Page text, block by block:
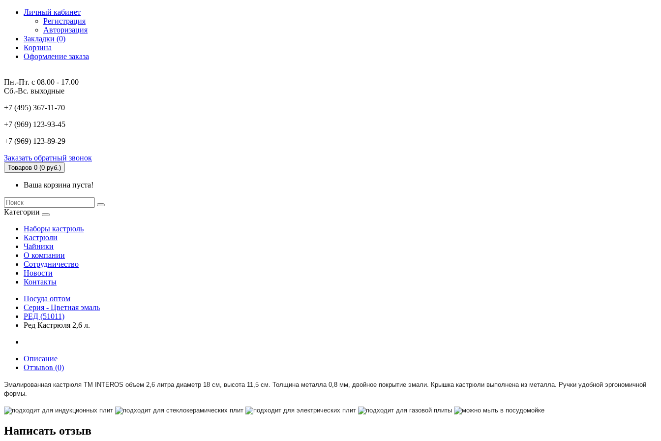
Личный кабинет
Регистрация
Авторизация
Закладки (0)
Корзина
Оформление заказа
Пн.-Пт. с 08.00 - 17.00
Сб.-Вс. выходные
+7 (495) 367-11-70
+7 (969) 123-93-45
+7 (969) 123-89-29
Заказать обратный звонок
Товаров 0 (0 руб.)
Ваша корзина пуста!
Категории
Наборы кастрюль
Кастрюли
Чайники
О компании
Сотрудничество
Новости
Контакты
Посуда оптом
Серия - Цветная эмаль
РЕД (51011)
Ред Кастрюля 2,6 л.
Описание
Отзывов (0)
Эмалированная кастрюля TM I NTEROS объем 2,6 литра диаметр 18 см, высота 11,5 см. Толщина металла 0,8 мм, двойное покрытие эмали. Крышка кастрюли выполнена из металла. Ручки удобной эргономичной
формы.
Написать отзыв